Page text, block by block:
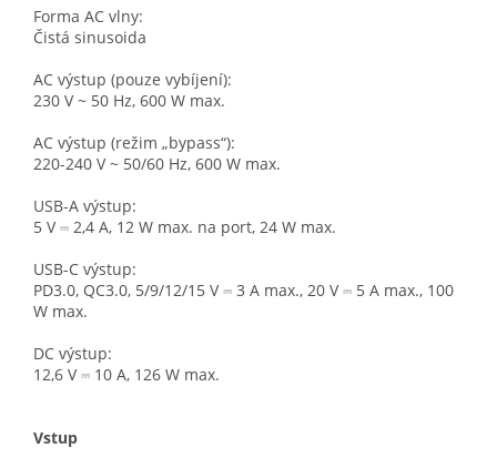
Forma AC vlny:
Čistá sinusoida
AC výstup (pouze vybíjení):
230 V ~ 50 Hz, 600 W max.
AC výstup (režim „bypass“):
220-240 V ~ 50/60 Hz, 600 W max.
USB-A výstup:
5 V ⎓ 2,4 A, 12 W max. na port, 24 W max.
USB-C výstup:
PD3.0, QC3.0, 5/9/12/15 V ⎓ 3 A max., 20 V ⎓ 5 A max., 100
W max.
DC výstup:
12,6 V ⎓ 10 A, 126 W max.
Vstup